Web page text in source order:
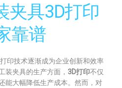
夹具3D打印
靠谱
印技术逐渐成为企业创新和效率
装夹具的生产方面， 3D打印不仅
能大幅降低生产成本。然而，对